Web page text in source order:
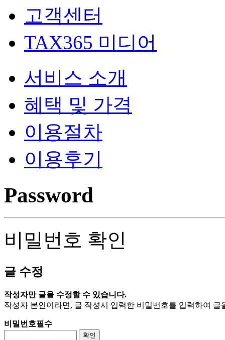
고객센터
TAX365 미디어
서비스 소개
혜택 및 가격
이용절차
이용후기
Password
비밀번호 확인
글 수정
작성자만 글을 수정할 수 있습니다.
작성자 본인이라면, 글 작성시 입력한 비밀번호를 입력하여 글
비밀번호필수
확인